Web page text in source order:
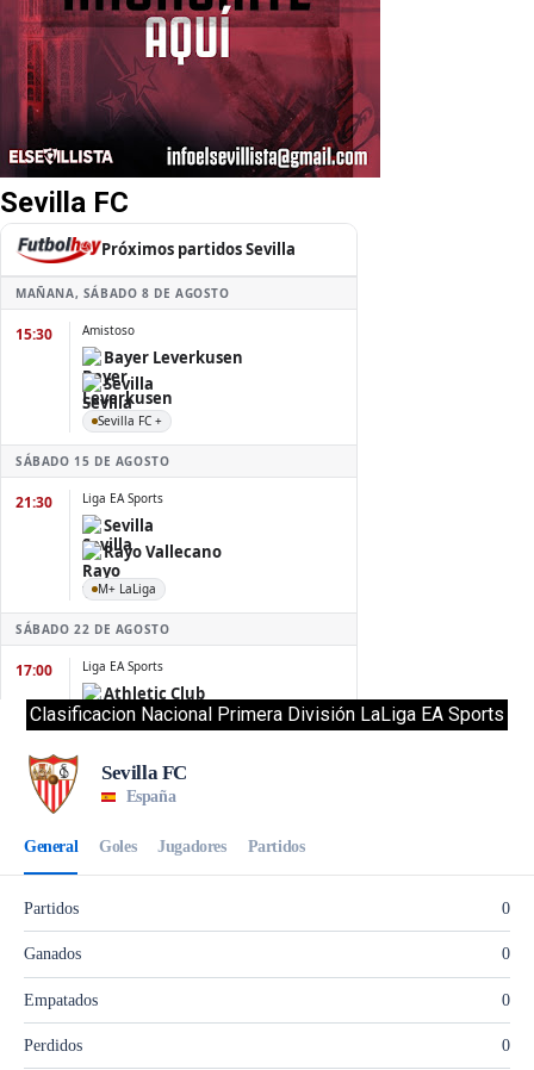
Sevilla FC
Clasificacion Nacional Primera División LaLiga EA Sports